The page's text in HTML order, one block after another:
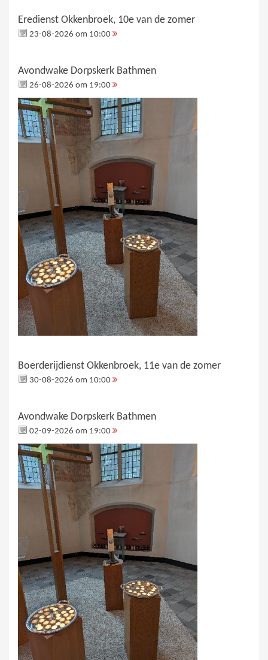
Eredienst Okkenbroek, 10e van de zomer
23-08-2026 om 10:00
Avondwake Dorpskerk Bathmen
26-08-2026 om 19:00
Boerderijdienst Okkenbroek, 11e van de zomer
30-08-2026 om 10:00
Avondwake Dorpskerk Bathmen
02-09-2026 om 19:00